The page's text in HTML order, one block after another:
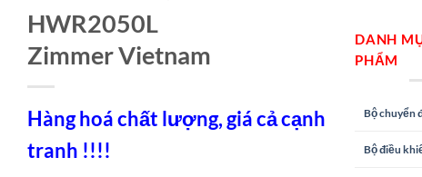
HWR2050L
Zimmer Vietnam
Hàng hoá chất lượng, giá cả cạnh
tranh !!!!
DANH
PHẨM
Bộ chuyển
Bộ điều